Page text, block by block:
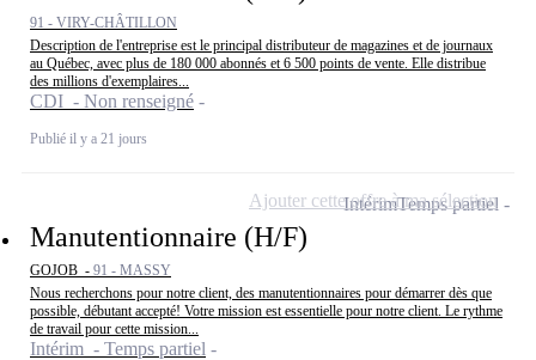
91 - VIRY-CHÂTILLON
Description de l'entreprise est le principal distributeur de magazines et de journaux
au Québec, avec plus de 180 000 abonnés et 6 500 points de vente. Elle distribue
des millions d'exemplaires...
CDI - Non renseigné
Publié il y a 21 jours
Manutentionnaire (H/F)
GOJOB - 91 - MASSY
Nous recherchons pour notre client, des manutentionnaires pour démarrer dès que
possible, débutant accepté! Votre mission est essentielle pour notre client. Le rythme
de travail pour cette mission...
Intérim - Temps partiel
IntérimTemps partiel
Ajouter cette offre à ma sélection